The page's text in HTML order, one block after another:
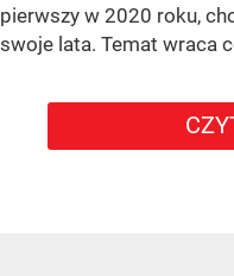
pierwszy w 2020 roku,
swoje lata. Temat wraca